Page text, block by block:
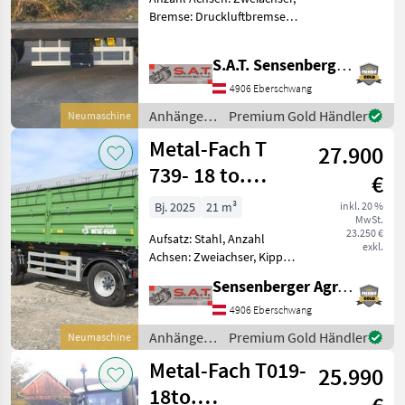
Neumaschine
Bremse: Druckluftbremse,
Ballentransportwagen T014
!!! -Typ T014/2 -
Druckluftbremse mit ALB
Regler -L
S.A.T. Sensenberger Agrar-Technik
4906 Eberschwang
Anhänger /
Metal-Fach
Premium Gold Händler
Neumaschine
Metal-Fach T
739- 18 to.
Zweiachskipper-
Vollaussattung
27.900
€
inkl. 20 %
MwSt.
23.250 €
exkl.
Bj. 2025
21 m³
Aufsatz: Stahl, Anzahl
Achsen: Zweiachser, Kipper-
Bremse: Druckluftbremse,
Pendel-Bordwände, Plane
Neuer Metal Fach 2 Achs-3
Seitenkipper T 739
Sensenberger Agrar-Technik
4906 Eberschwang
Anhänger /
Metal-Fach
Premium Gold Händler
Metal-Fach T019-
18to.
25.990